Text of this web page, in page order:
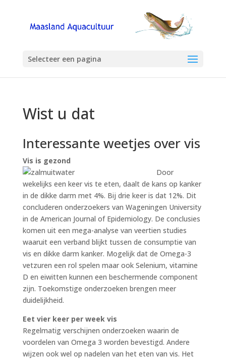
Selecteer een pagina
Wist u dat
Interessante weetjes over vis
Vis is gezond
Door
wekelijks een keer vis te eten, daalt de kans op kanker
in de dikke darm met 4%. Bij drie keer is dat 12%. Dit
concluderen onderzoekers van Wageningen University
in de American Journal of Epidemiology. De conclusies
komen uit een mega-analyse van veertien studies
waaruit een verband blijkt tussen de consumptie van
vis en dikke darm kanker. Mogelijk dat de Omega-3
vetzuren een rol spelen maar ook Selenium, vitamine
D en eiwitten kunnen een beschermende component
zijn. Toekomstige onderzoeken brengen meer
duidelijkheid.
Eet vier keer per week vis
Regelmatig verschijnen onderzoeken waarin de
voordelen van Omega 3 worden bevestigd. Andere
wijzen ook wel op nadelen van het eten van vis. Het